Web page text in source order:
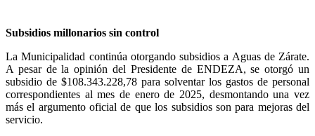
Subsidios millonarios sin control
La Municipalidad continúa otorgando subsidios a Aguas de Zárate.
A pesar de la opinión del Presidente de ENDEZA, se otorgó un
subsidio de $108.343.228,78 para solventar los gastos de personal
correspondientes al mes de enero de 2025, desmontando una vez
más el argumento oficial de que los subsidios son para mejoras del
servicio.